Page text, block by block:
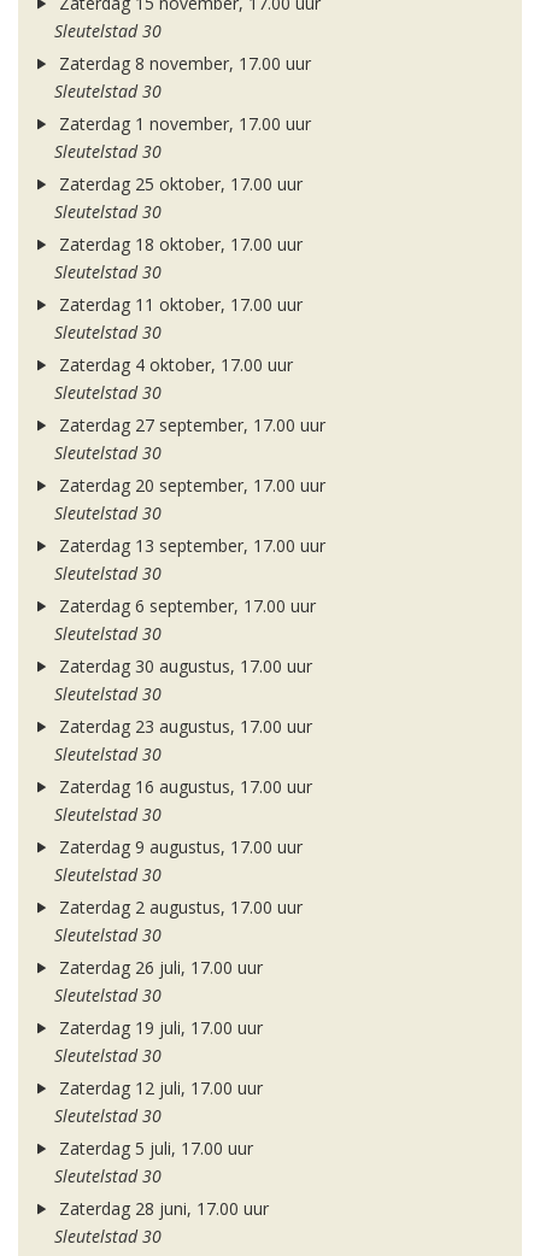
Sleutelstad 30
Zaterdag 8 november, 17.00 uur
Sleutelstad 30
Zaterdag 1 november, 17.00 uur
Sleutelstad 30
Zaterdag 25 oktober, 17.00 uur
Sleutelstad 30
Zaterdag 18 oktober, 17.00 uur
Sleutelstad 30
Zaterdag 11 oktober, 17.00 uur
Sleutelstad 30
Zaterdag 4 oktober, 17.00 uur
Sleutelstad 30
Zaterdag 27 september, 17.00 uur
Sleutelstad 30
Zaterdag 20 september, 17.00 uur
Sleutelstad 30
Zaterdag 13 september, 17.00 uur
Sleutelstad 30
Zaterdag 6 september, 17.00 uur
Sleutelstad 30
Zaterdag 30 augustus, 17.00 uur
Sleutelstad 30
Zaterdag 23 augustus, 17.00 uur
Sleutelstad 30
Zaterdag 16 augustus, 17.00 uur
Sleutelstad 30
Zaterdag 9 augustus, 17.00 uur
Sleutelstad 30
Zaterdag 2 augustus, 17.00 uur
Sleutelstad 30
Zaterdag 26 juli, 17.00 uur
Sleutelstad 30
Zaterdag 19 juli, 17.00 uur
Sleutelstad 30
Zaterdag 12 juli, 17.00 uur
Sleutelstad 30
Zaterdag 5 juli, 17.00 uur
Sleutelstad 30
Zaterdag 28 juni, 17.00 uur
Sleutelstad 30